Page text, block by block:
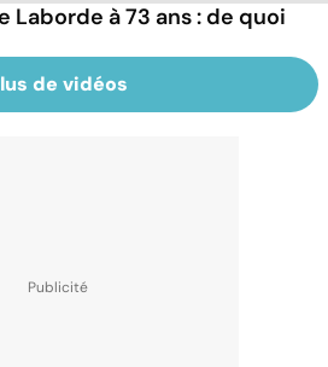
Laborde à 73 ans : de quoi
de vidéos